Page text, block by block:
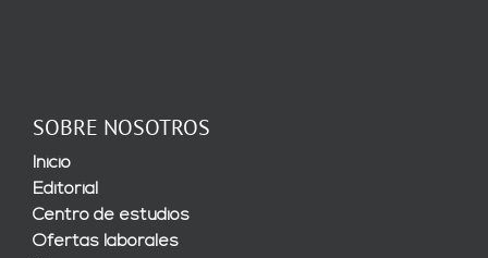
SOBRE NOSOTROS
Inicio
Editorial
Centro de estudios
Ofertas laborales